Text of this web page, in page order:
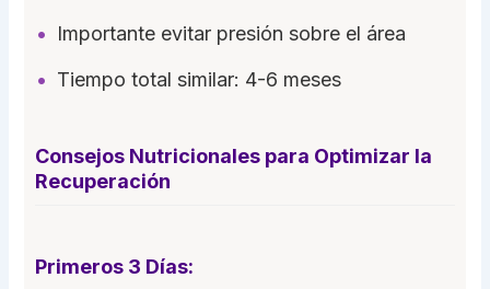
Importante evitar presión sobre el área
Tiempo total similar: 4-6 meses
Consejos Nutricionales para Optimizar la
Recuperación
Primeros 3 Días: